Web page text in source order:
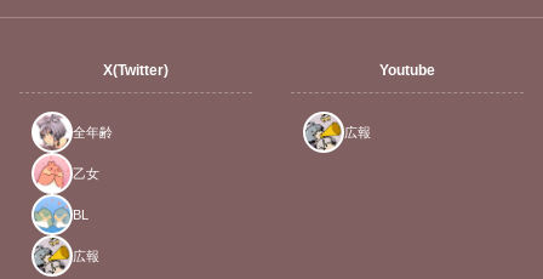
X(Twitter)
全年齢
乙女
BL
広報
Youtube
広報